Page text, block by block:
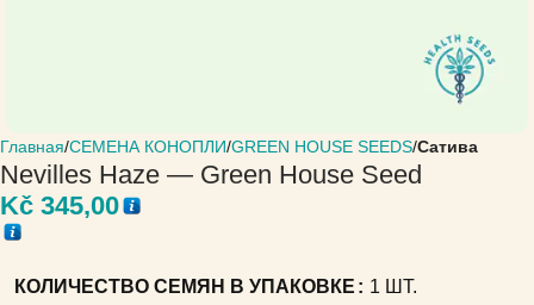
Главная СЕМЕНА КОНОПЛИ GREEN HOUSE SEEDS Сатива
Nevilles Haze — Green House Seed
Kč 345,00
КОЛИЧЕСТВО СЕМЯН В УПАКОВКЕ 1 ШТ.